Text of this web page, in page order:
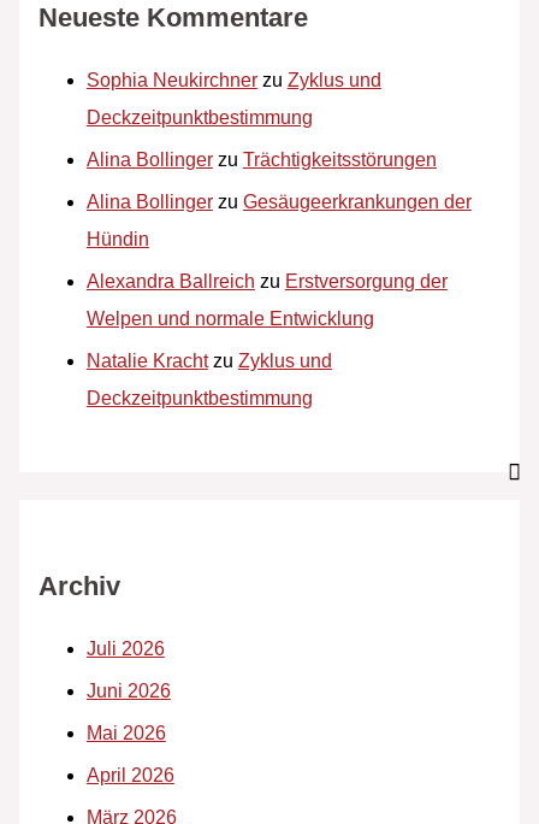
Neueste Kommentare
Sophia Neukirchnerzu Zyklus und
Deckzeitpunktbestimmung
Alina Bollingerzu Trächtigkeitsstörungen
Alina Bollingerzu Gesäugeerkrankungen der
Hündin
Alexandra Ballreich zu Erstversorgung der
Welpen und normale Entwicklung
Natalie Krachtzu Zyklus und
Deckzeitpunktbestimmung
Archiv
Juli 2026
Juni 2026
Mai 2026
April 2026
März 2026